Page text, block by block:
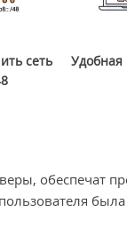
сеть
Удобная
обеспечат